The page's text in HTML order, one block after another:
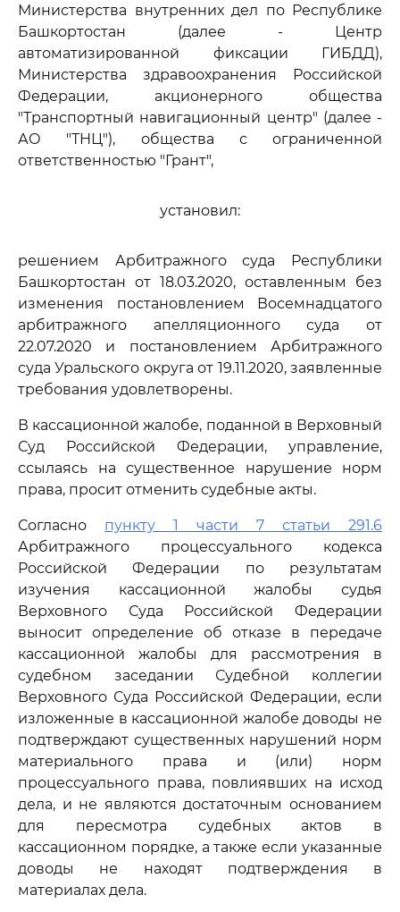
Министерства внутренних дел по Республике
Башкортостан (далее - Центр
автоматизированной фиксации ГИБДД),
Министерства здравоохранения Российской
Федерации, акционерного общества
"Транспортный навигационный центр" (далее -
АО "ТНЦ"), общества с ограниченной
ответственностью "Грант",
установил:
решением Арбитражного суда Республики
Башкортостан от 18.03.2020, оставленным без
изменения постановлением Восемнадцатого
арбитражного апелляционного суда от
22.07.2020 и постановлением Арбитражного
суда Уральского округа от 19.11.2020, заявленные
требования удовлетворены.
В кассационной жалобе, поданной в Верховный
Суд Российской Федерации, управление,
ссылаясь на существенное нарушение норм
права, просит отменить судебные акты.
Согласно пункту 1 части 7 статьи 291.6
Арбитражного процессуального кодекса
Российской Федерации по результатам
изучения кассационной жалобы судья
Верховного Суда Российской Федерации
выносит определение об отказе в передаче
кассационной жалобы для рассмотрения в
судебном заседании Судебной коллегии
Верховного Суда Российской Федерации, если
изложенные в кассационной жалобе доводы не
подтверждают существенных нарушений норм
материального права и (или) норм
процессуального права, повлиявших на исход
дела, и не являются достаточным основанием
для пересмотра судебных актов в
кассационном порядке, а также если указанные
доводы не находят подтверждения в
материалах дела.